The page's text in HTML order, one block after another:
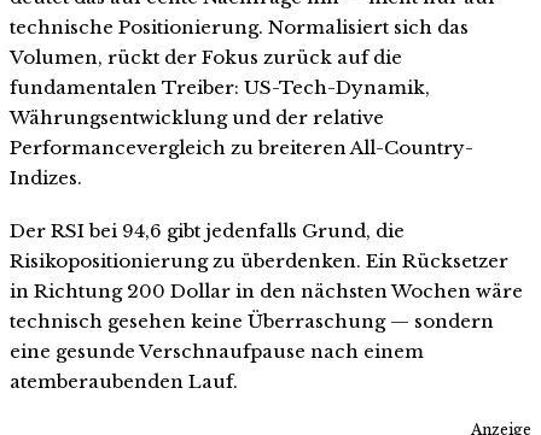
technische Positionierung. Normalisiert sich das
Volumen, rückt der Fokus zurück auf die
fundamentalen Treiber: US-Tech-Dynamik,
Währungsentwicklung und der relative
Performancevergleich zu breiteren All-Country-
Indizes.
Der RSI bei 94,6 gibt jedenfalls Grund, die
Risikopositionierung zu überdenken. Ein Rücksetzer
in Richtung 200 Dollar in den nächsten Wochen wäre
technisch gesehen keine Überraschung — sondern
eine gesunde Verschnaufpause nach einem
atemberaubenden Lauf.
Anzeige